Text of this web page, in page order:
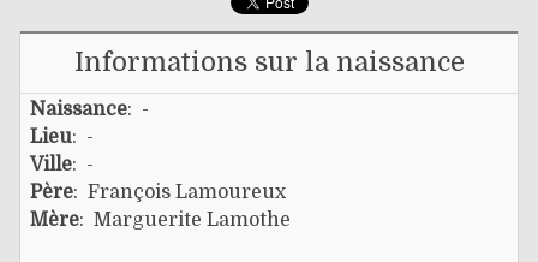
Informations sur la naissance
Naissance: -
Lieu: -
Ville: -
Père: François Lamoureux
Mère: Marguerite Lamothe